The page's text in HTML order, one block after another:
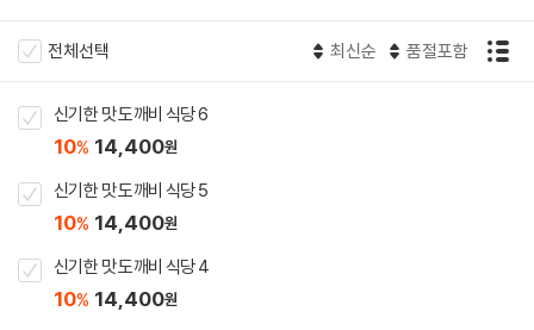
전체선택 최신순 품절포함
신기한 맛 도깨비 식당 6
10% 14,400원
신기한 맛 도깨비 식당 5
10% 14,400원
신기한 맛 도깨비 식당 4
10% 14,400원